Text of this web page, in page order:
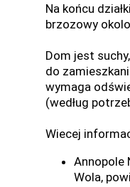
Na końcu
brzozowy
Dom jest
do
wymaga
(według
Wiecej
Annopole
Wola,